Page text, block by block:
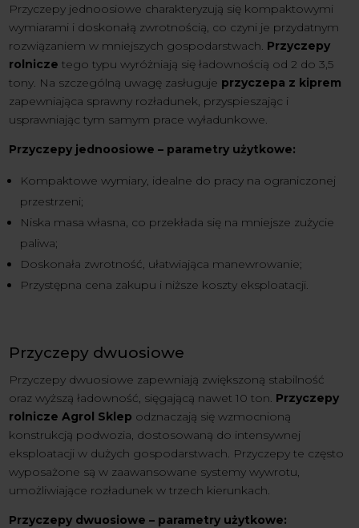
Przyczepy jednoosiowe charakteryzują się kompaktowymi
wymiarami i doskonałą zwrotnością, co czyni je przydatnym
rozwiązaniem w mniejszych gospodarstwach. Przyczepy
rolnicze tego typu wyróżniają się ładownością od 2 do 3,5
tony. Na szczególną uwagę zasługuje przyczepa z kiprem
zapewniająca sprawny rozładunek, przyspieszając i
usprawniając tym samym prace wyładunkowe.
Przyczepy jednoosiowe – parametry użytkowe:
Kompaktowe wymiary, idealne do pracy na ograniczonej
przestrzeni;
Niska masa własna, co przekłada się na mniejsze zużycie
paliwa;
Doskonała zwrotność, ułatwiająca manewrowanie;
Przystępna cena zakupu i niższe koszty eksploatacji.
Przyczepy dwuosiowe
Przyczepy dwuosiowe zapewniają zwiększoną stabilność
oraz wyższą ładowność, sięgającą nawet 10 ton. Przyczepy
rolnicze Agrol Sklep odznaczają się wzmocnioną
konstrukcją podwozia, dostosowaną do intensywnej
eksploatacji w dużych gospodarstwach. Przyczepy te często
wyposażone są w zaawansowane systemy wywrotu,
umożliwiające rozładunek w trzech kierunkach.
Przyczepy dwuosiowe – parametry użytkowe: